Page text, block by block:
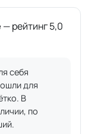
— рейтинг 5,0
себя
для
В
по